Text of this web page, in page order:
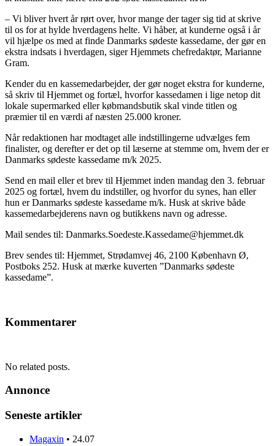
– Vi bliver hvert år rørt over, hvor mange der tager sig tid at skrive
til os for at hylde hverdagens helte. Vi håber, at kunderne også i år
vil hjælpe os med at finde Danmarks sødeste kassedame, der gør en
ekstra indsats i hverdagen, siger Hjemmets chefredaktør, Marianne
Gram.
Kender du en kassemedarbejder, der gør noget ekstra for kunderne,
så skriv til Hjemmet og fortæl, hvorfor kassedamen i lige netop dit
lokale supermarked eller købmandsbutik skal vinde titlen og
præmier til en værdi af næsten 25.000 kroner.
Når redaktionen har modtaget alle indstillingerne udvælges fem
finalister, og derefter er det op til læserne at stemme om, hvem der er
Danmarks sødeste kassedame m/k 2025.
Send en mail eller et brev til Hjemmet inden mandag den 3. februar
2025 og fortæl, hvem du indstiller, og hvorfor du synes, han eller
hun er Danmarks sødeste kassedame m/k. Husk at skrive både
kassemedarbejderens navn og butikkens navn og adresse.
Mail sendes til: Danmarks.Soedeste.Kassedame@hjemmet.dk
Brev sendes til: Hjemmet, Strødamvej 46, 2100 København Ø,
Postboks 252. Husk at mærke kuverten ”Danmarks sødeste
kassedame”.
Kommentarer
No related posts.
Annonce
Seneste artikler
Magaxin • 24.07